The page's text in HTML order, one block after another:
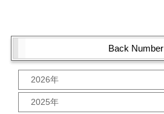
Back Number
2026年
1月 (1)
2025年